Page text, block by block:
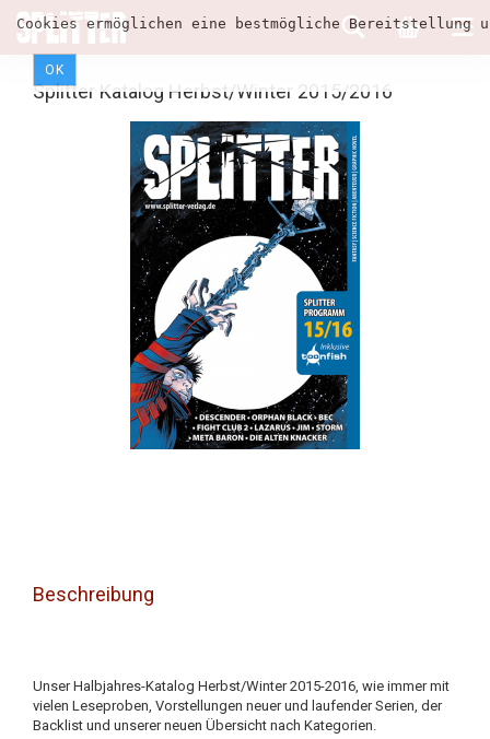
Cookies ermöglichen eine bestmögliche
OK
Splitter Katalog Herbst/Winter 2015/2016
Beschreibung
Unser Halbjahres-Katalog Herbst/Winter 2015-2016, wie immer mit
vielen Leseproben, Vorstellungen neuer und laufender Serien, der
Backlist und unserer neuen Übersicht nach Kategorien.